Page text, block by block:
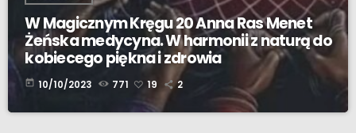
W Magicznym Kręgu 20 Anna Ras Menet
Żeńska medycyna. W harmonii z naturą do
kobiecego piękna i zdrowia
today 10/10/2023 771 19 2